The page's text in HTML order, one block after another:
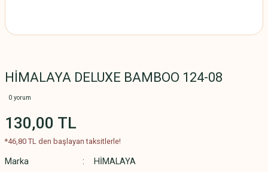
HİMALAYA DELUXE BAMBOO 124-08
0 yorum
130,00 TL
*46,80 TL den başlayan taksitlerle!
Marka HİMALAYA